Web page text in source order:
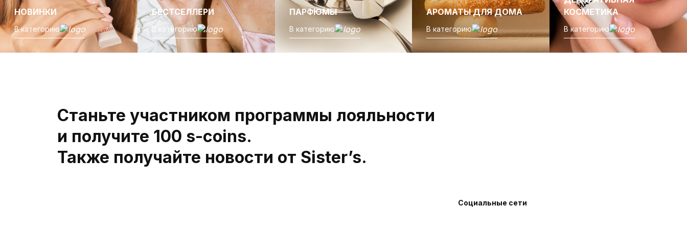
НОВИНКИ
В категорию
БЕСТСЕЛЛЕРИ
В категорию
ПАРФЮМЫ
В категорию
АРОМАТЫ ДЛЯ ДОМА
В категорию
КОСМЕТИКА
В категорию
Станьте участником программы лояльности
и получите 100 s-coins.
Также получайте новости от Sister’s.
Социальные сети